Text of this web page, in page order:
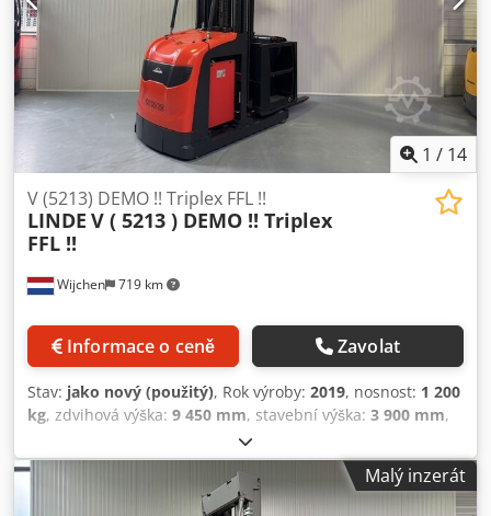
1 / 14
Wijchen 719 km
V (5213) DEMO !! Triplex FFL !!
LINDE V ( 5213 ) DEMO !! Triplex
FFL !!
Informace o ceně Zavolat
Stav: jako nový (použitý), Rok výroby: 2019, nosnost: 1 200
kg, zdvihová výška: 9 450 mm, stavební výška: 3 900 mm,
, typ paliva:
stožáru:triplex, Výrobce + model: LINDE V (5213) Stroj:
3F9450 ID: 25123.0202 Kategorie: Ukázkový model Stroj: 3F
Výška ve složeném stavu: 3900 mm Výška zdvihu: 9450 mm
Malý inzerát